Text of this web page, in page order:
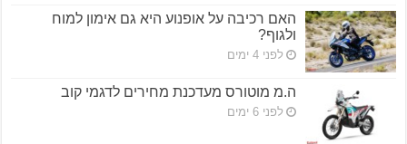
האם רכיבה על אופנוע היא גם אימון למוח
ולגוף?
לפני 4 ימים
ה.מ מוטורס מעדכנת מחירים לדגמי קוב
לפני 6 ימים